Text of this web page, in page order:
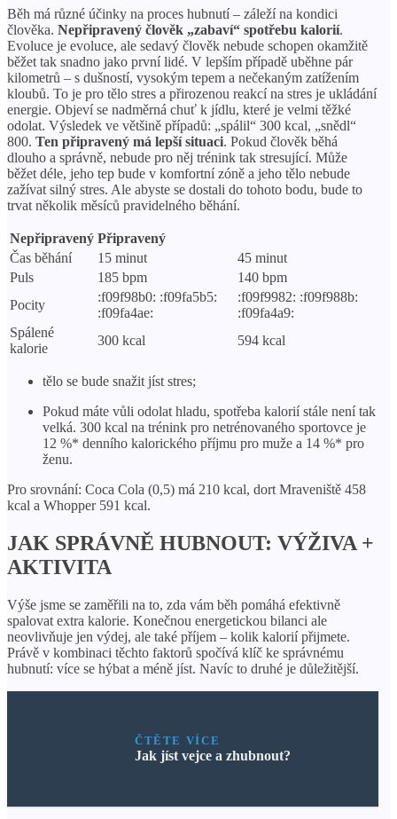
Běh má různé účinky na proces hubnutí – záleží na kondici
člověka. Nepřipravený člověk „zabaví“ spotřebu kalorií.
Evoluce je evoluce, ale sedavý člověk nebude schopen okamžitě
běžet tak snadno jako první lidé. V lepším případě uběhne pár
kilometrů – s dušností, vysokým tepem a nečekaným zatížením
kloubů. To je pro tělo stres a přirozenou reakcí na stres je ukládání
energie. Objeví se nadměrná chuť k jídlu, které je velmi těžké
odolat. Výsledek ve většině případů: „spálil“ 300 kcal, „snědl“
800. Ten připravený má lepší situaci. Pokud člověk běhá
dlouho a správně, nebude pro něj trénink tak stresující. Může
běžet déle, jeho tep bude v komfortní zóně a jeho tělo nebude
zažívat silný stres. Ale abyste se dostali do tohoto bodu, bude to
trvat několik měsíců pravidelného běhání.
Nepřipravený Připravený
Čas běhání
15 minut
45 minut
Puls
185 bpm
140 bpm
Pocity
:f09f98b0: :f09fa5b5:
:f09fa4ae:
:f09f9982: :f09f988b:
:f09fa4a9:
Spálené
kalorie
300 kcal 594 kcal
tělo se bude snažit jíst stres;
Pokud máte vůli odolat hladu, spotřeba kalorií stále není tak
velká. 300 kcal na trénink pro netrénovaného sportovce je
12 %* denního kalorického příjmu pro muže a 14 %* pro
ženu.
Pro srovnání: Coca Cola (0,5) má 210 kcal, dort Mraveniště 458
kcal a Whopper 591 kcal.
JAK SPRÁVNĚ HUBNOUT: VÝŽIVA +
AKTIVITA
Výše jsme se zaměřili na to, zda vám běh pomáhá efektivně
spalovat extra kalorie. Konečnou energetickou bilanci ale
neovlivňuje jen výdej, ale také příjem – kolik kalorií přijmete.
Právě v kombinaci těchto faktorů spočívá klíč ke správnému
hubnutí: více se hýbat a méně jíst. Navíc to druhé je důležitější.
ČTĚTE VÍCE
Jak jíst vejce a zhubnout?